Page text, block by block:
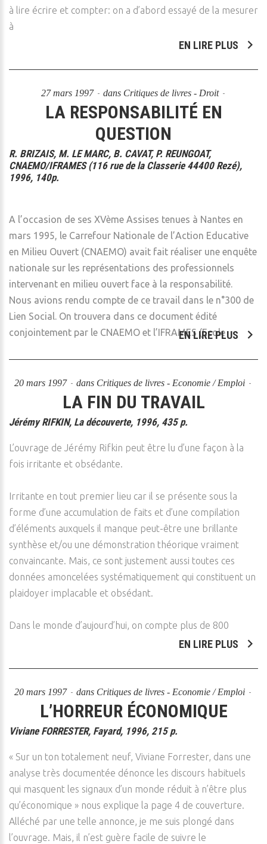
à lire écrire et compter: on a d’abord essayé de la mesurer
à
EN LIRE PLUS
27 mars 1997 dans Critiques de livres - Droit
LA RESPONSABILITÉ EN
QUESTION
R. BRIZAIS, M. LE MARC, B. CAVAT, P. REUNGOAT,
CNAEMO/IFRAMES (116 rue de la Classerie 44400 Rezé),
1996, 140p.
A l’occasion de ses XVème Assises tenues à Nantes en
mars 1995, le Carrefour Nationale de l’Action Educative
en Milieu Ouvert (CNAEMO) avait fait réaliser une enquête
nationale sur les représentations des professionnels
intervenant en milieu ouvert face à la responsabilité.
Nous avions rendu compte de ce travail dans le n°300 de
Lien Social. On trouvera dans ce document édité
conjointement par le CNAEMO et l’IFRAMES (Ecole
EN LIRE PLUS
20 mars 1997 dans Critiques de livres - Economie / Emploi
LA FIN DU TRAVAIL
Jérémy RIFKIN, La découverte, 1996, 435 p.
L’ouvrage de Jérémy Rifkin peut être lu d’une façon à la
fois irritante et obsédante.
Irritante en tout premier lieu car il se présente sous la
forme d’une accumulation de faits et d’une compilation
d’éléments auxquels il manque peut-être une brillante
synthèse et/ou une démonstration théorique vraiment
convaincante. Mais, ce sont justement aussi toutes ces
données amoncelées systématiquement qui constituent un
plaidoyer implacable et obsédant.
Dans le monde d’aujourd’hui, on compte plus de 800
EN LIRE PLUS
20 mars 1997 dans Critiques de livres - Economie / Emploi
L’HORREUR ÉCONOMIQUE
Viviane FORRESTER, Fayard, 1996, 215 p.
« Sur un ton totalement neuf, Viviane Forrester, dans une
analyse très documentée dénonce les discours habituels
qui masquent les signaux d’un monde réduit à n’être plus
qu’économique » nous explique la page 4 de couverture.
Alléché par une telle annonce, je me suis plongé dans
l’ouvrage. Mais, il n’est guère facile de suivre le